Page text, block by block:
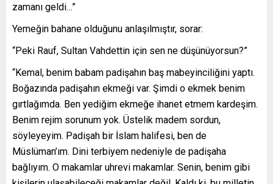
zamanı geldi…”
Yemeğin bahane olduğunu anlaşılmıştır, sorar:
“Peki Rauf, Sultan Vahdettin için sen ne düşünüyorsun?”
“Kemal, benim babam padişahın baş mabeyinciliğini yaptı.
Boğazında padişahın ekmeği var. Şimdi o ekmek benim
gırtlağımda. Ben yediğim ekmeğe ihanet etmem kardeşim.
Benim rejim sorunum yok. Üstelik madem sordun,
söyleyeyim. Padişah bir İslam halifesi, ben de
Müslüman’ım. Dini terbiyem nedeniyle de padişaha
bağlıyım. O makamlar uhrevi makamlar. Senin, benim gibi